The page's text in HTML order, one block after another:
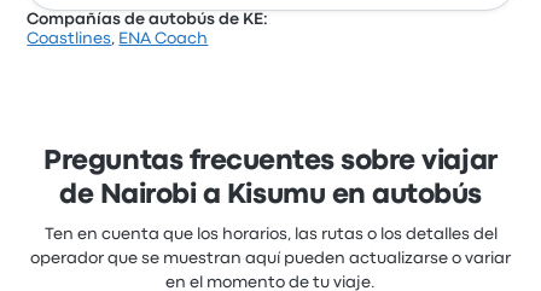
Express s.r.o. te ofrece una solución económica para
llegar a donde necesites.
Kampala Coach ofrece 1 salidas diarias y puedes
para llegar a donde necesites.
Compañías de autobús de KE:
Coastlines, ENA Coach
Preguntas frecuentes sobre viajar
de Nairobi a Kisumu en autobús
Ten en cuenta que los horarios, las rutas o los detalles del
operador que se muestran aquí pueden actualizarse o variar
en el momento de tu viaje.